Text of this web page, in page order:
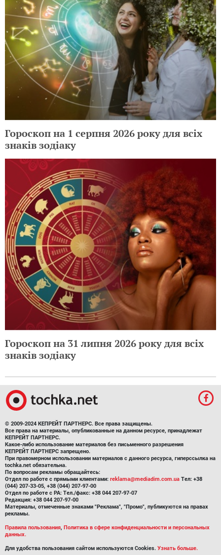
Гороскоп на 1 серпня 2026 року для всіх
знаків зодіаку
Гороскоп на 31 липня 2026 року для всіх
знаків зодіаку
© 2009-2024 КЕПРЕЙТ ПАРТНЕРС. Все права защищены.
Все права на материалы, опубликованные на данном ресурсе, принадлежат
КЕПРЕЙТ ПАРТНЕРС.
Какое-либо использование материалов без письменного разрешения
КЕПРЕЙТ ПАРТНЕРС запрещено.
При правомерном использовании материалов с данного ресурса, гиперссылка на
tochka.net обязательна.
По вопросам рекламы обращайтесь:
Отдел по работе с прямыми клиентами: reklama@mediadim.com.ua Тел: +38
(044) 207-33-05, +38 (044) 207-97-00
Отдел по работе с РА: Тел./факс: +38 044 207-97-07
Редакция: +38 044 207-97-00
Материалы, отмеченные знаками "Реклама", "Промо", публикуются на правах
рекламы.
Правила пользования, Политика в сфере конфиденциальности и персональных
данных.
Для удобства пользования сайтом используются Cookies. Узнать больше.